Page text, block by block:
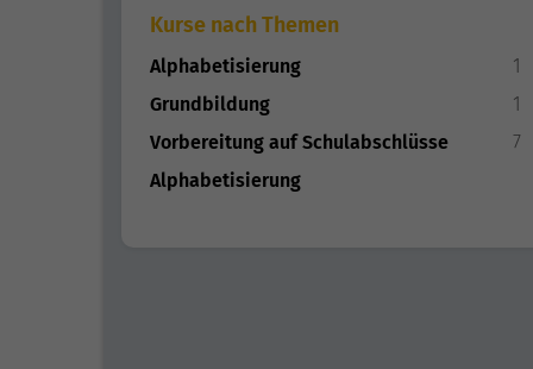
Kurse nach Themen
Alphabetisierung
1
Grundbildung
1
Vorbereitung auf Schulabschlüsse
7
Alphabetisierung